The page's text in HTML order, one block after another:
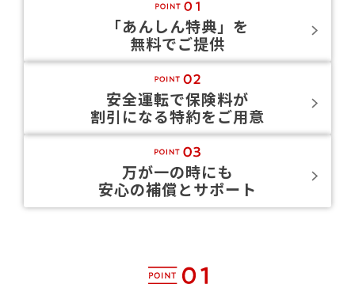
「あんしん特典」を
無料でご提供
安全運転で保険料が
割引になる特約をご用意
万が一の時にも
安心の補償とサポート